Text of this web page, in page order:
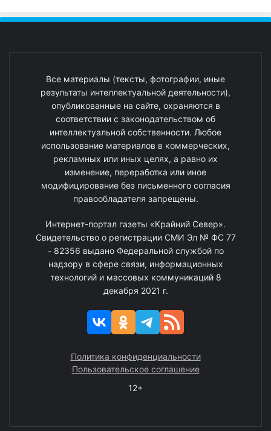
Все материалы (тексты, фотографии, иные
результаты интеллектуальной деятельности),
опубликованные на сайте, охраняются в
соответствии с законодательством об
интеллектуальной собственности. Любое
использование материалов в коммерческих,
рекламных или иных целях, а равно их
изменение, переработка или иное
модифицирование без письменного согласия
правообладателя запрещены.
Интернет-портал газеты «Крайний Север».
Свидетельство о регистрации СМИ Эл № ФС 77
- 82356 выдано Федеральной службой по
надзору в сфере связи, информационных
технологий и массовых коммуникаций 8
декабря 2021 г.
Политика конфиденциальности
Пользовательское соглашение
12+